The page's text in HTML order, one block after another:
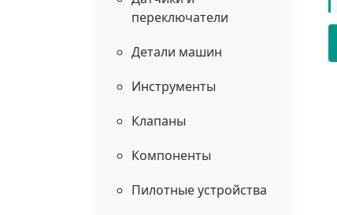
переключатели
Детали машин
Инструменты
Клапаны
Компоненты
Пилотные устройства